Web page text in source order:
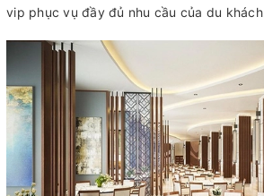
vip phục vụ đầy đủ nhu cầu của du